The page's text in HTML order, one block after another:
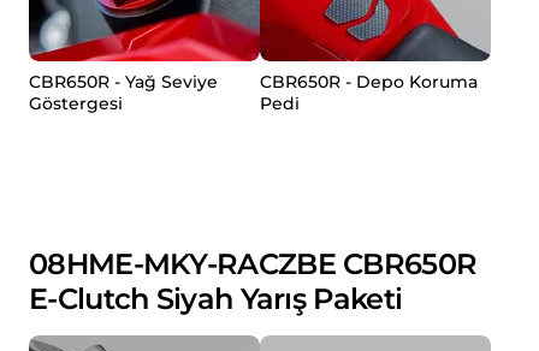
CBR650R - Yağ Seviye
Göstergesi
CBR650R - Depo Koruma
Pedi
08HME-MKY-RACZBE CBR650R
E-Clutch Siyah Yarış Paketi